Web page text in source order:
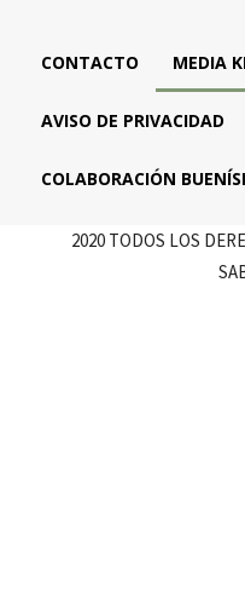
CONTACTO MEDIA
AVISO DE PRIVACIDAD
COLABORACIÓN
2020 TODOS LOS